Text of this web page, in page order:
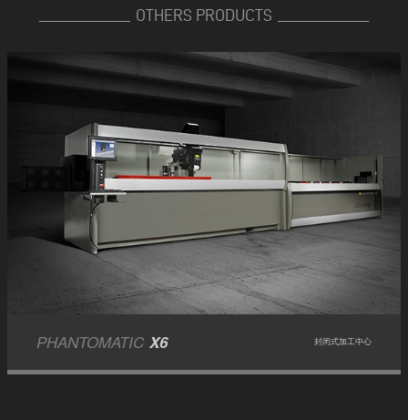
OTHERS PRODUCTS
PHANTOMATIC X6 封闭式加工中心